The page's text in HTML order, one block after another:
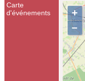
Carte
d'événements
+
–